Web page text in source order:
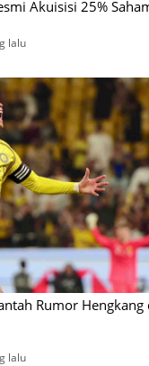
Akuisisi 25%
lalu
Rumor Hengkang
lalu